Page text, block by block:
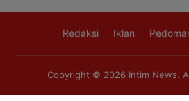
Redaksi Iklan
Copyright © 2026 Intim News.